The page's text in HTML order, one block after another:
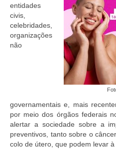
Fiscalização
Responsabilidade
Legislações
Portarias
Resoluções
entidades
civis,
celebridades,
organizações
não
governamentais e, mais
por meio dos órgãos federais
alertar a sociedade sobre a
preventivos, tanto sobre o
colo de útero, que podem levar à